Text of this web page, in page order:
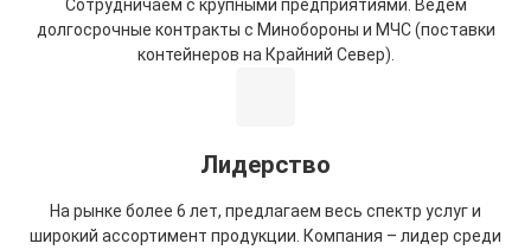
Сотрудничаем с крупными предприятиями. Ведем
долгосрочные контракты с Минобороны и МЧС (поставки
контейнеров на Крайний Север).
Лидерство
На рынке более 6 лет, предлагаем весь спектр услуг и
широкий ассортимент продукции. Компания – лидер среди